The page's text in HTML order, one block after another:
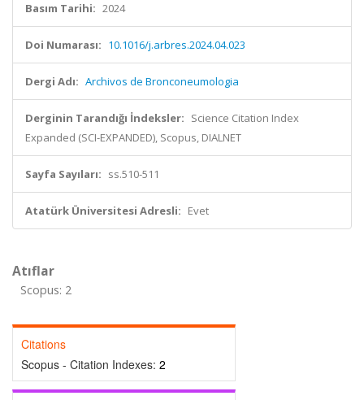
Basım Tarihi: 2024
Doi Numarası: 10.1016/j.arbres.2024.04.023
Dergi Adı: Archivos de Bronconeumologia
Derginin Tarandığı İndeksler: Science Citation Index
Expanded (SCI-EXPANDED), Scopus, DIALNET
Sayfa Sayıları: ss.510-511
Atatürk Üniversitesi Adresli: Evet
Atıflar
Scopus: 2
Citations
Scopus - Citation Indexes: 2